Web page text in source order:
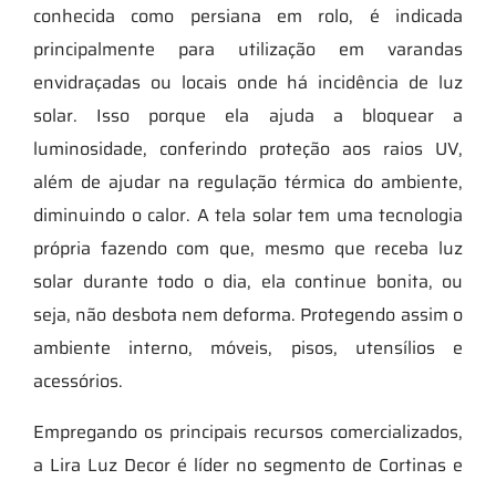
conhecida como persiana em rolo, é indicada
principalmente para utilização em varandas
envidraçadas ou locais onde há incidência de luz
solar. Isso porque ela ajuda a bloquear a
luminosidade, conferindo proteção aos raios UV,
além de ajudar na regulação térmica do ambiente,
diminuindo o calor. A tela solar tem uma tecnologia
própria fazendo com que, mesmo que receba luz
solar durante todo o dia, ela continue bonita, ou
seja, não desbota nem deforma. Protegendo assim o
ambiente interno, móveis, pisos, utensílios e
acessórios.
Empregando os principais recursos comercializados,
a Lira Luz Decor é líder no segmento de Cortinas e